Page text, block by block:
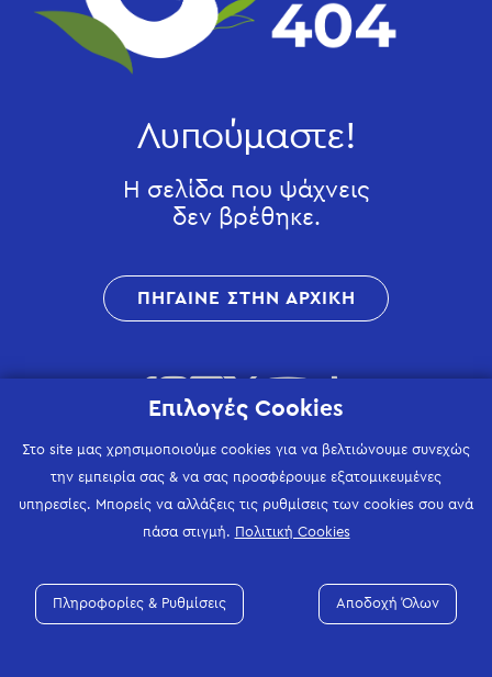
Λυπούμαστε!
Η σελίδα που ψάχνεις
δεν βρέθηκε.
ΠΗΓΑΙΝΕ ΣΤΗΝ ΑΡΧΙΚΗ
Επιλογές Cookies
Στο site μας χρησιμοποιούμε cookies για να βελτιώνουμε συνεχώς
την εμπειρία σας & να σας προσφέρουμε εξατομικευμένες
υπηρεσίες. Μπορείς να αλλάξεις τις ρυθμίσεις των cookies σου ανά
πάσα στιγμή. Πολιτική Cookies
Πληροφορίες & Ρυθμίσεις Αποδοχή Όλων